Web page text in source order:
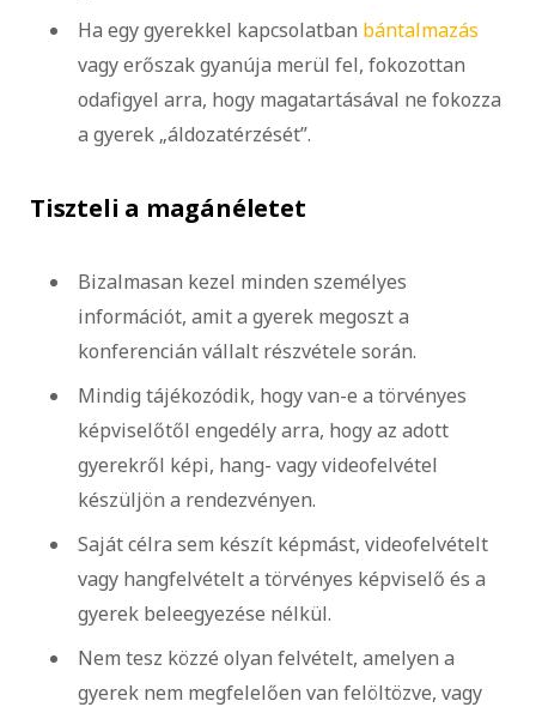
Ha egy gyerekkel kapcsolatban bántalmazás
vagy erőszak gyanúja merül fel, fokozottan
odafigyel arra, hogy magatartásával ne fokozza
a gyerek „áldozatérzését”.
Tiszteli a magánéletet
Bizalmasan kezel minden személyes
információt, amit a gyerek megoszt a
konferencián vállalt részvétele során.
Mindig tájékozódik, hogy van-e a törvényes
képviselőtől engedély arra, hogy az adott
gyerekről képi, hang- vagy videofelvétel
készüljön a rendezvényen.
Saját célra sem készít képmást, videofelvételt
vagy hangfelvételt a törvényes képviselő és a
gyerek beleegyezése nélkül.
Nem tesz közzé olyan felvételt, amelyen a
gyerek nem megfelelően van felöltözve, vagy